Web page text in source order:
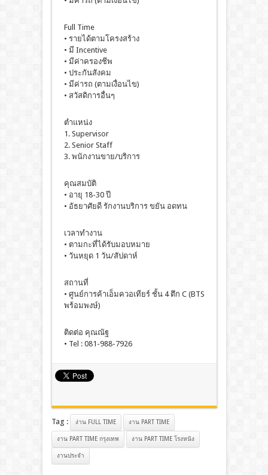
Full Time
• รายได้ตามโครงสร้าง
• มี Incentive
• มีค่าครองชีพ
• ประกันสังคม
• มีค่ารถ (ตามเงื่อนไข)
• สวัสดิการอื่นๆ
ตำแหน่ง
1. Supervisor
2. Senior Staff
3. พนักงานขาย/บริการ
คุณสมบัติ
• อายุ 18-30 ปี
• อัธยาศัยดี รักงานบริการ ขยัน อดทน
เวลาทำงาน
• ตามกะที่ได้รับมอบหมาย
• วันหยุด 1 วัน/สัปดาห์
สถานที่
• ศูนย์การค้าเอ็มควอเทียร์ ชั้น 4 ตึก C (BTS
พร้อมพงษ์)
ติดต่อ คุณณัฐ
• Tel : 081-988-7926
Tag : ง่าน FULL TIME งาน PART TIME
งาน PART TIME กรุงเทพ งาน PART TIME โรงหนัง
งานประจํา